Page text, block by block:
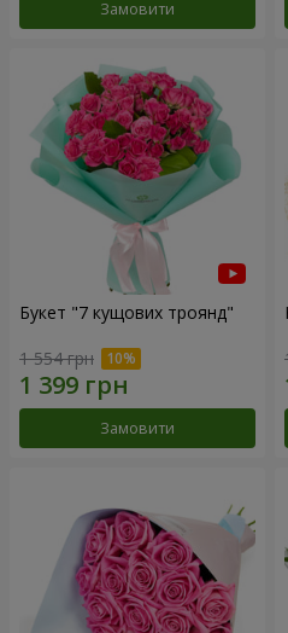
Замовити
Букет "7 кущових троянд"
1 554 грн
Замовити